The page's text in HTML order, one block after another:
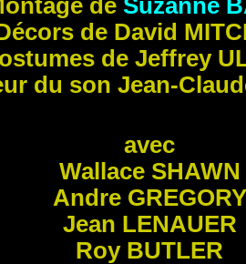
de Suzanne
de David
de Jeffrey
du son Jean-
avec
Wallace SHAWN
Andre GREGORY
Jean LENAUER
Roy BUTLER